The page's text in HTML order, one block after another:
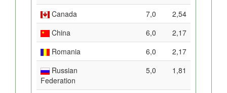
Canada 7,0
2,54
China
6,0
2,17
Romania
6,0
2,17
Russian
Federation
5,0 1,81